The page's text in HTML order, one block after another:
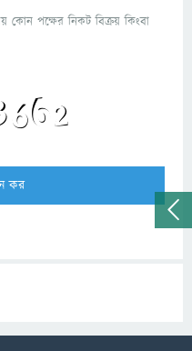
কোন পক্ষের নিকট বিক্রয় কিংবা